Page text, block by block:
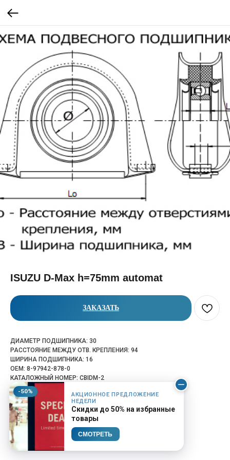
-50%
АКЦИОННОЕ ПРЕДЛОЖЕНИЕ
НЕДЕЛИ
Скидки до 50% на избранные
товары
СМОТРЕТЬ
ISUZU D-Max h=75mm automat
ЗАКАЗАТЬ
ДИАМЕТР ПОДШИПНИКА: 30
РАССТОЯНИЕ МЕЖДУ ОТВ. КРЕПЛЕНИЯ: 94
ШИРИНА ПОДШИПНИКА: 16
OEM: 8-97942-878-0
КАТАЛОЖНЫЙ НОМЕР: CBIDM-2